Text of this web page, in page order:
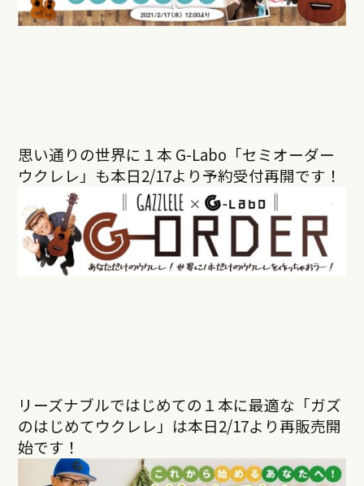
思い通りの世界に１本 G-Labo「セミオーダー
ウクレレ」も本日2/17より予約受付再開です！
リーズナブルではじめての１本に最適な「ガズ
のはじめてウクレレ」は本日2/17より再販売開
始です！